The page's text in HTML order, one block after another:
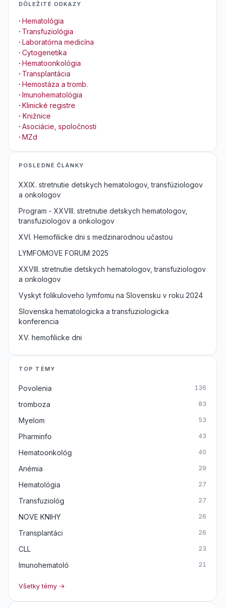
DÔLEŽITÉ ODKAZY
· Hematológia
· Transfuziológia
· Laboratórna medicína
· Cytogenetika
· Hematoonkológia
· Transplantácia
· Hemostáza a tromb.
· Imunohematológia
· Klinické registre
· Knižnice
· Asociácie, spoločnosti
· MZd
POSLEDNÉ ČLÁNKY
XXIX. stretnutie detskych hematologov, transfúziologov
a onkologov
Program - XXVIII. stretnutie detskych hematologov,
transfuziologov a onkologov
XVI. Hemofilicke dni s medzinarodnou učastou
LYMFOMOVE FORUM 2025
XXVIII. stretnutie detskych hematologov, transfuziologov
a onkologov
Vyskyt folikuloveho lymfomu na Slovensku v roku 2024
Slovenska hematologicka a transfuziologicka
konferencia
XV. hemofilicke dni
TOP TÉMY
Povolenia 136
tromboza 83
Myelom 53
Pharminfo 43
Hematoonkológ 40
Anémia 29
Hematológia 27
Transfuziológ 27
NOVE KNIHY 26
Transplantáci 26
CLL 23
Imunohematoló 21
Všetky témy →